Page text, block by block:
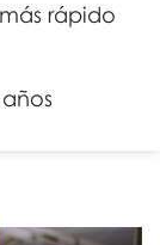
rápido